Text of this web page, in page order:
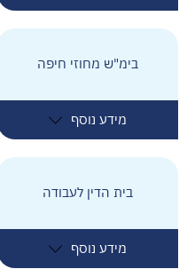
בימ"ש מחוזי חיפה
מידע נוסף
בית הדין לעבודה
מידע נוסף